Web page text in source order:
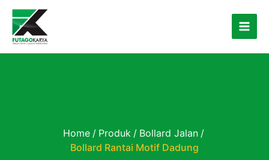
Skip to content
Home / Produk / Bollard Jalan /
Bollard Rantai Motif Dadung